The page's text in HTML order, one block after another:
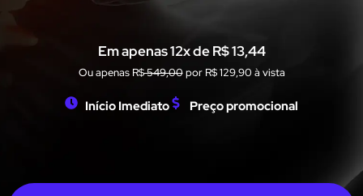
Em apenas 12x de R$ 13,44
Ou apenas R$549,00por R$ 129,90 à vista
Início Imediato Preço promocional